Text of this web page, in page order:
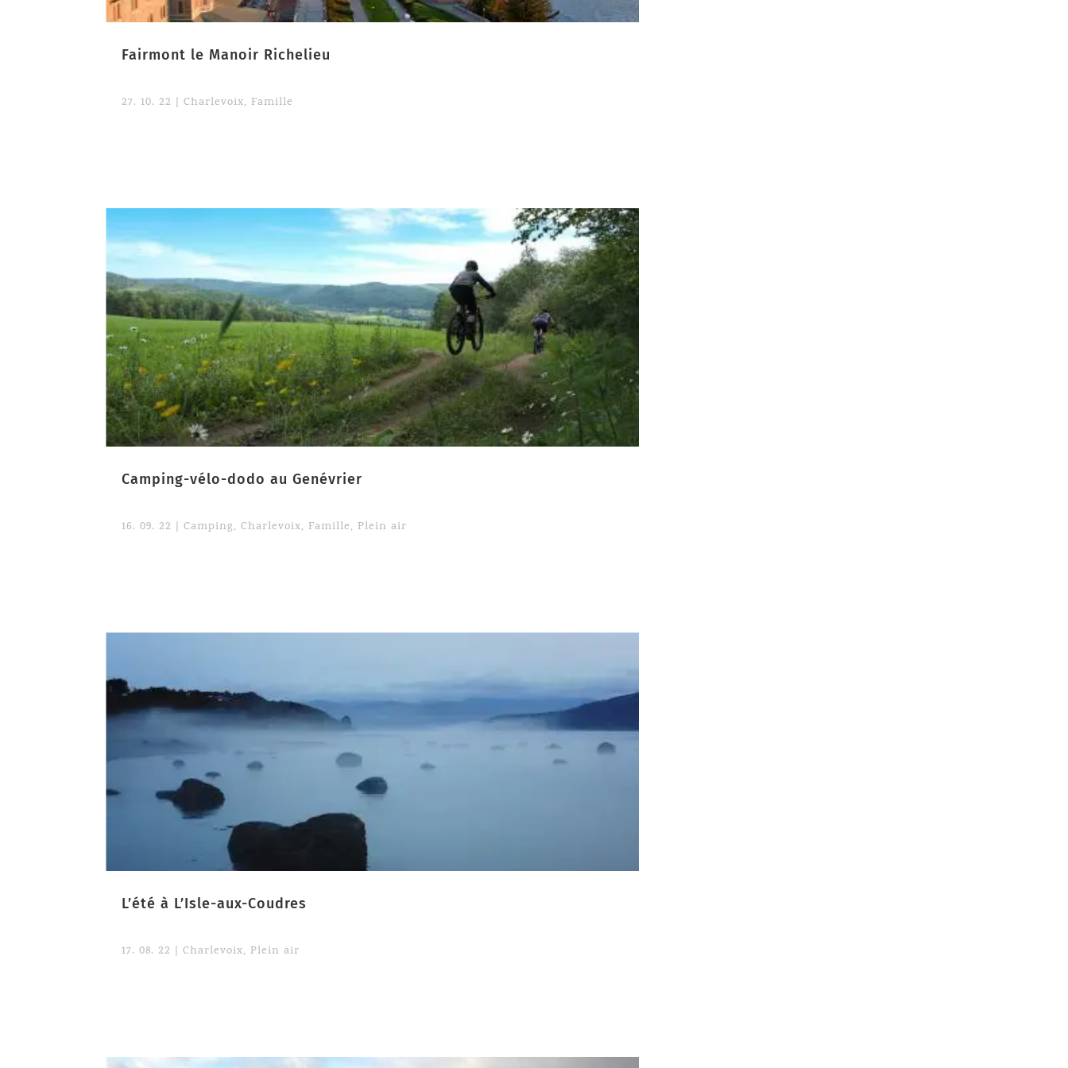
Fairmont le Manoir Richelieu
27. 10. 22 |Charlevoix, Famille
Camping-vélo-dodo au Genévrier
16. 09. 22 |Camping,Charlevoix, Famille, Plein air
L’été à L’Isle-aux-Coudres
17. 08. 22 |Charlevoix, Plein air